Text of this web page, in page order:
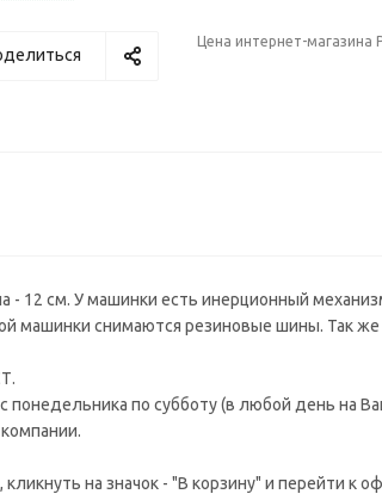
Цена интернет-магазина
- 12 см. У машинки есть инерционный
машинки снимаются резиновые шины. Так
по субботу (в любой день на
на значок - "В корзину" и перейти к